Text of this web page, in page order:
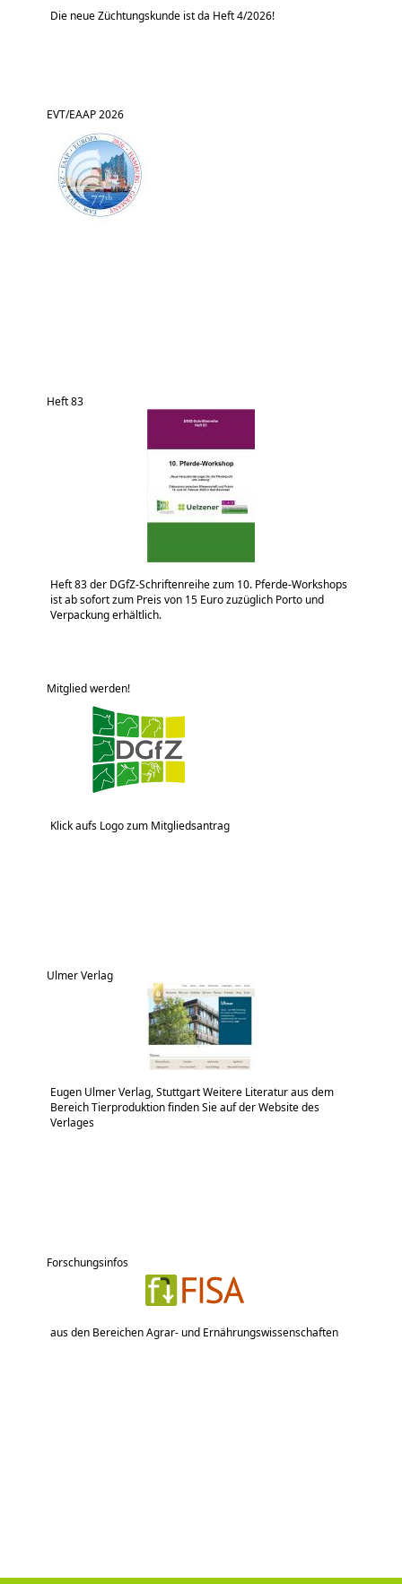
Die neue Züchtungskunde ist da Heft 4/2026!
EVT/EAAP 2026
Heft 83
Heft 83 der DGfZ-Schriftenreihe zum 10. Pferde-Workshops
ist ab sofort zum Preis von 15 Euro zuzüglich Porto und
Verpackung erhältlich.
Mitglied werden!
Klick aufs Logo zum Mitgliedsantrag
Ulmer Verlag
Eugen Ulmer Verlag, Stuttgart Weitere Literatur aus dem
Bereich Tierproduktion finden Sie auf der Website des
Verlages
Forschungsinfos
aus den Bereichen Agrar- und Ernährungswissenschaften